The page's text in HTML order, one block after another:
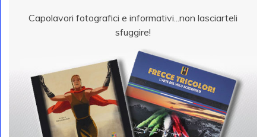
Capolavori fotografici e informativi...non lasciarteli
sfuggire!